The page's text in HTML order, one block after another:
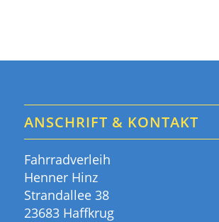
ANSCHRIFT & KONTAKT
Fahrradverleih
Henner Hinz
Strandallee 38
23683 Haffkrug